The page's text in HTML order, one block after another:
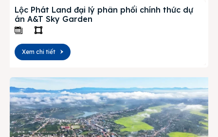
Lộc Phát Land đại lý phân phối chính thức dự
án A&T Sky Garden
Xem chi tiết